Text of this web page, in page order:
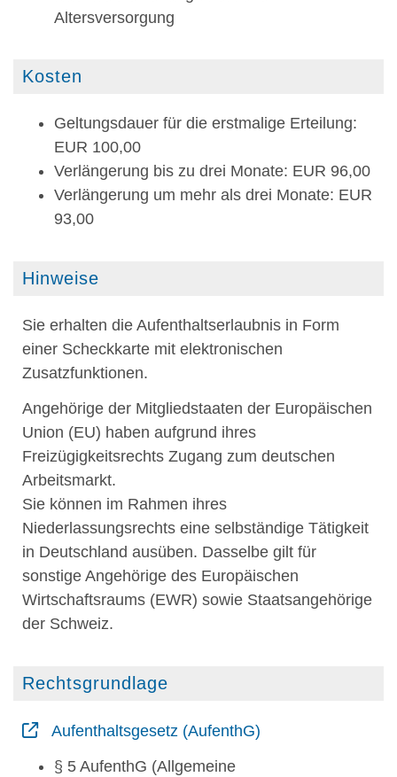
Altersversorgung
Kosten
Geltungsdauer für die erstmalige Erteilung:
EUR 100,00
Verlängerung bis zu drei Monate: EUR 96,00
Verlängerung um mehr als drei Monate: EUR
93,00
Hinweise
Sie erhalten die Aufenthaltserlaubnis in Form
einer Scheckkarte mit elektronischen
Zusatzfunktionen.
Angehörige der Mitgliedstaaten der Europäischen
Union (EU) haben aufgrund ihres
Freizügigkeitsrechts Zugang zum deutschen
Arbeitsmarkt.
Sie können im Rahmen ihres
Niederlassungsrechts eine selbständige Tätigkeit
in Deutschland ausüben. Dasselbe gilt für
sonstige Angehörige des Europäischen
Wirtschaftsraums (EWR) sowie Staatsangehörige
der Schweiz.
Rechtsgrundlage
Aufenthaltsgesetz (AufenthG)
§ 5 AufenthG (Allgemeine